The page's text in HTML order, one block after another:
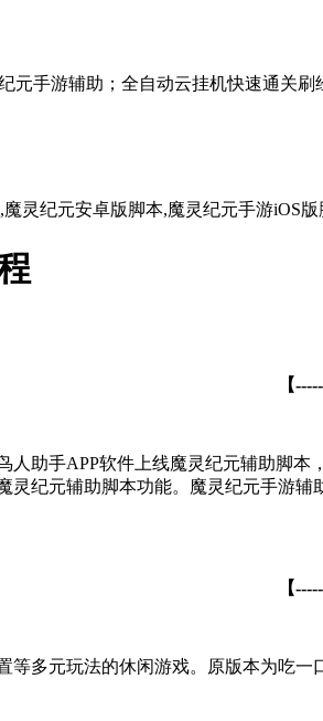
元手游辅助；全自动云挂机快速通关
灵纪元安卓版脚本,魔灵纪元手游iOS
【
助手APP软件上线魔灵纪元辅助脚
灵纪元辅助脚本功能。魔灵纪元手游
【
等多元玩法的休闲游戏。原版本为吃